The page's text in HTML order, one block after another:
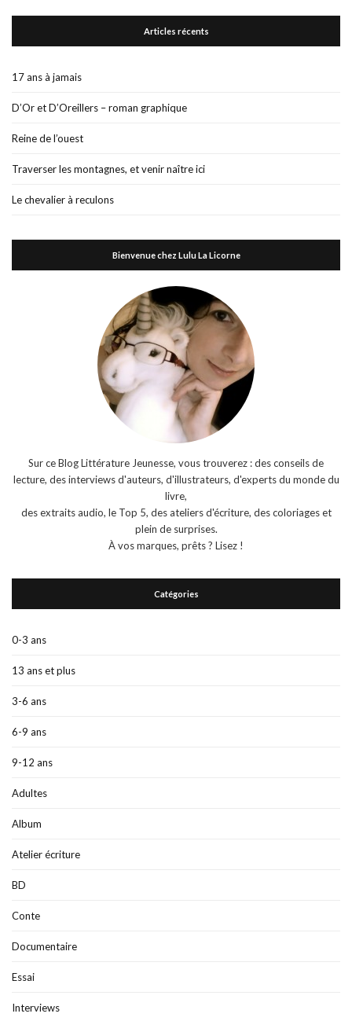
Articles récents
17 ans à jamais
D’Or et D’Oreillers – roman graphique
Reine de l’ouest
Traverser les montagnes, et venir naître ici
Le chevalier à reculons
Bienvenue chez Lulu La Licorne
Sur ce Blog Littérature Jeunesse, vous trouverez : des conseils de
lecture, des interviews d'auteurs, d'illustrateurs, d'experts du monde du
livre,
des extraits audio, le Top 5, des ateliers d'écriture, des coloriages et
plein de surprises.
À vos marques, prêts ? Lisez !
Catégories
0-3 ans
13 ans et plus
3-6 ans
6-9 ans
9-12 ans
Adultes
Album
Atelier écriture
BD
Conte
Documentaire
Essai
Interviews